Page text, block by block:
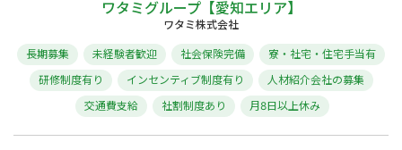
ワタミグループ【愛知エリア】
ワタミ株式会社
長期募集 未経験者歓迎 社会保険完備
寮・社宅・住宅手当有
研修制度有り
インセンティブ制度有り
人材紹介会社の募集
交通費支給
社割制度あり 月8日以上休み